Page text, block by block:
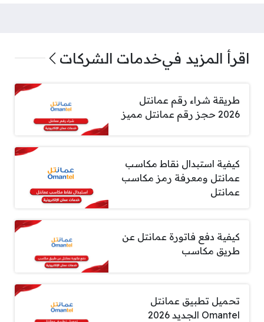
اقرأ المزيد فيخدمات الشركات
طريقة شراء رقم عمانتل
2026 حجز رقم عمانتل مميز
كيفية استبدال نقاط مكاسب
عمانتل ومعرفة رمز مكاسب
عمانتل
كيفية دفع فاتورة عمانتل عن
طريق مكاسب
تحميل تطبيق عمانتل
Omantel الجديد 2026